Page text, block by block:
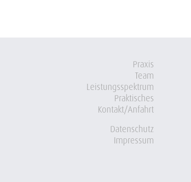
Praxis
Team
Leistungsspektrum
Praktisches
Kontakt/Anfahrt
Datenschutz
Impressum